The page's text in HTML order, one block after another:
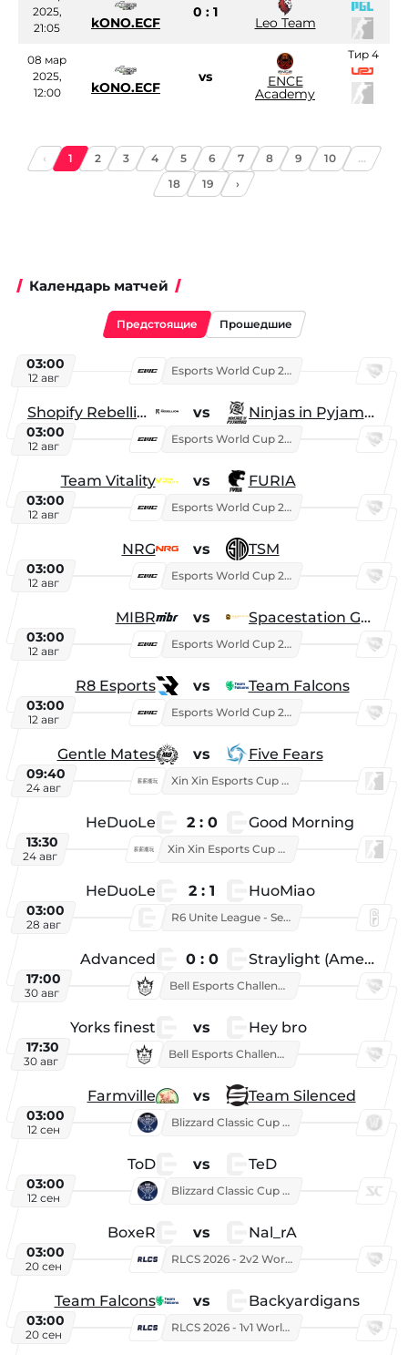
2025,
21:05
kONO.ECF
0 : 1
Leo Team
08 мар
2025,
12:00
kONO.ECF
vs ENCE
Academy
Тир 4
‹ 1 2 3 4 5 6 7 8 9 10
...
18
19 ›
Календарь матчей
Предстоящие Прошедшие
03:00
12 авг
Esports World Cup 2026
Shopify Rebellion vs Ninjas in Pyjamas
03:00
12 авг
Esports World Cup 2026
Team Vitality vs FURIA
03:00
12 авг
Esports World Cup 2026
NRG vs TSM
03:00
12 авг
Esports World Cup 2026
MIBR vs Spacestation Gaming
03:00
12 авг
Esports World Cup 2026
R8 Esports vs Team Falcons
03:00
12 авг
Esports World Cup 2026
Gentle Mates vs Five Fears
09:40
24 авг
Xin Xin Esports Cup 2025
HeDuoLe 2 : 0 Good Morning
13:30
24 авг
Xin Xin Esports Cup 2026
HeDuoLe 2 : 1 HuoMiao
03:00
28 авг
R6 Unite League - Season 1
Advanced 0 : 0 Straylight (American team)
17:00
30 авг
Bell Esports Challenge 2026
Yorks finest vs Hey bro
17:30
30 авг
Bell Esports Challenge 2026
Farmville vs Team Silenced
03:00
12 сен
Blizzard Classic Cup 2026
ToD vs TeD
03:00
12 сен
Blizzard Classic Cup 2026
BoxeR vs Nal_rA
03:00
20 сен
RLCS 2026 - 2v2 World Championship
Team Falcons vs Backyardigans
03:00
20 сен
RLCS 2026 - 1v1 World Championship